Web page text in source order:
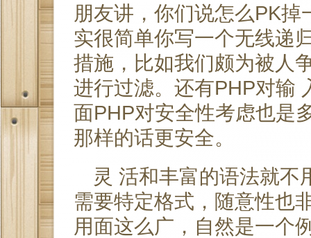
朋友讲，你们说怎么PK
实很简单你写一个无线递
措施，比如我们颇为被人
进行过滤。还有PHP对输
面PHP对安全性考虑也是
那样的话更安全。
灵 活和丰富的语法就不
需要特定格式，随意性也
用面这么广，自然是一个